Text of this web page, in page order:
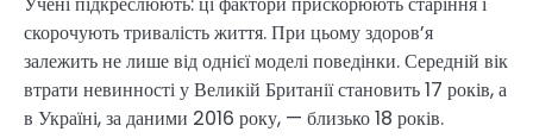
скорочують тривалість життя. При цьому здоров’я
залежить не лише від однієї моделі поведінки. Середній вік
втрати невинності у Великій Британії становить 17 років, а
в Україні, за даними 2016 року, — близько 18 років.